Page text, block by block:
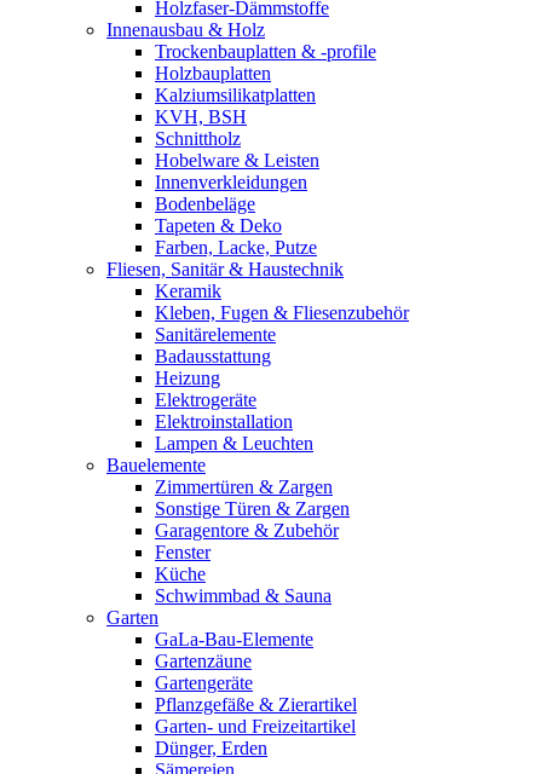
Holzfaser-Dämmstoffe
Innenausbau & Holz
Trockenbauplatten & -profile
Holzbauplatten
Kalziumsilikatplatten
KVH, BSH
Schnittholz
Hobelware & Leisten
Innenverkleidungen
Bodenbeläge
Tapeten & Deko
Farben, Lacke, Putze
Fliesen, Sanitär & Haustechnik
Keramik
Kleben, Fugen & Fliesenzubehör
Sanitärelemente
Badausstattung
Heizung
Elektrogeräte
Elektroinstallation
Lampen & Leuchten
Bauelemente
Zimmertüren & Zargen
Sonstige Türen & Zargen
Garagentore & Zubehör
Fenster
Küche
Schwimmbad & Sauna
Garten
GaLa-Bau-Elemente
Gartenzäune
Gartengeräte
Pflanzgefäße & Zierartikel
Garten- und Freizeitartikel
Dünger, Erden
Sämereien